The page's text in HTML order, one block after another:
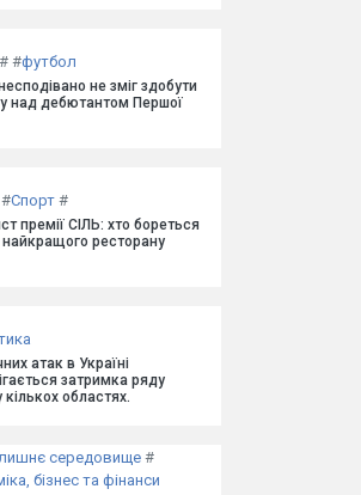
# #футбол
не зміг здобути
над дебютантом Першої
#Спорт #
премії СІЛЬ: хто бореться
найкращого ресторану
атак в Україні
затримка ряду
кількох областях.
середовище#
бізнес та фінанси